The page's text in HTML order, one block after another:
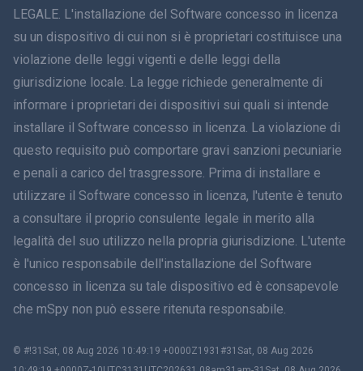
Dansk
हिंदी
עברית
Română
Ελληνικά
LEGALE. L'installazione del Software concesso in licenza
su un dispositivo di cui non si è proprietari costituisce una
violazione delle leggi vigenti e delle leggi della
giurisdizione locale. La legge richiede generalmente di
informare i proprietari dei dispositivi sui quali si intende
installare il Software concesso in licenza. La violazione di
questo requisito può comportare gravi sanzioni pecuniarie
e penali a carico del trasgressore. Prima di installare e
utilizzare il Software concesso in licenza, l'utente è tenuto
a consultare il proprio consulente legale in merito alla
legalità del suo utilizzo nella propria giurisdizione. L'utente
è l'unico responsabile dell'installazione del Software
concesso in licenza su tale dispositivo ed è consapevole
che mSpy non può essere ritenuta responsabile.
© #!31Sat, 08 Aug 2026 10:49:19 +0000Z1931#31Sat, 08 Aug 2026